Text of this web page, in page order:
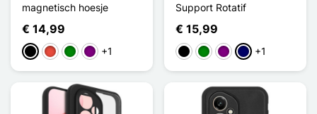
magnetisch hoesje
€ 14,99
ZwartRoodGroenPurper
+1
Support Rotatif
€ 15,99
ZwartGroenPurperMarine Blauw
+1